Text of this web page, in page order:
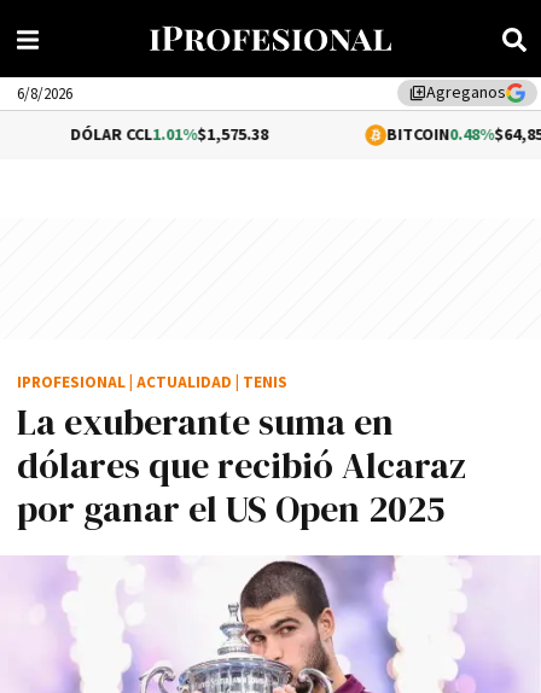
library_addAgreganos
6/8/2026
1.01%$1,575.38 0.48%$64,856.00
La exuberante suma en
dólares que recibió Alcaraz
por ganar el US Open 2025
IPROFESIONAL ACTUALIDAD TENIS